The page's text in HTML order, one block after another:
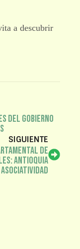
a descubrir
del Gobierno
SIGUIENTE
de
Antioquia